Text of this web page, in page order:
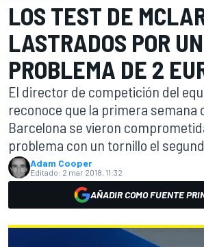
LOS TEST DE
LASTRADOS POR UN
PROBLEMA DE 2
El director de competición del
reconoce que la primera semana
Barcelona se vieron
problema con un tornillo el
Adam Cooper
Editado: 2 mar 2018, 11:32
AÑADIR COMO FUENTE